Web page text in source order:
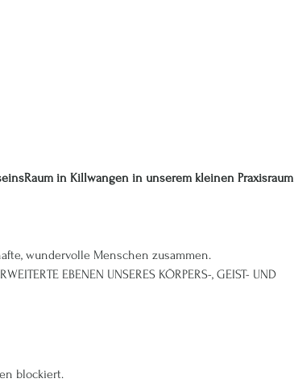
in Killwangen in unserem kleinen Praxisraum
wundervolle Menschen zusammen.
EBENEN UNSERES KÖRPERS-, GEIST- UND
blockiert.